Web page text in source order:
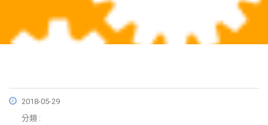
2018-05-29
分類 :